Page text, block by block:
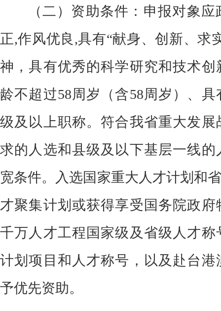
（二）资助条件： 申报对象应
正,作风优良,具有“献身、创新、求
神，具有优秀的科学研究和技术创
龄不超过58周岁（含58周岁） 、 具
级及以上职称。符合我省重大发展
求的人选和县级及以下基层一线的
宽条件。入选国家重大人才计划和
才聚集计划 或获得享受国务院政
千万人才工程国家级及省级人才称
计划项目 和人才称号， 以及赴台
予优先资助。